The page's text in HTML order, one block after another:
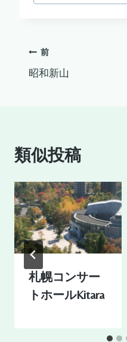
稿
投
稿
ゲ
ー
シ
ョ
ン
前
昭和新山
類似投稿
札幌コンサー
トホールKitara